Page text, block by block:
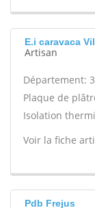
E.i caravaca
Artisan
Département:
Plaque de
Isolation
Voir la fiche
Pdb Frejus